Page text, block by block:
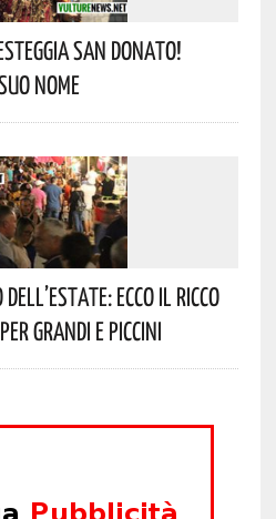
San Donato!
Nome
Ecco Il Ricco
Grandi E Piccini